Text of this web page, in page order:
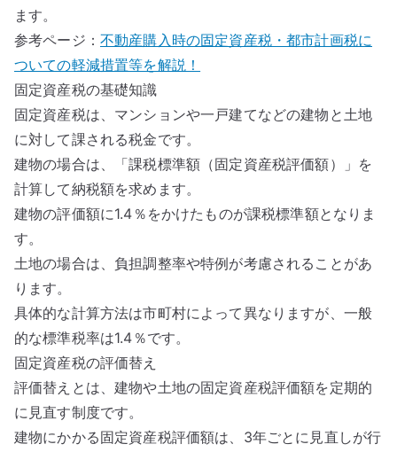
ます。
参考ページ： 不動産購入時の固定資産税・都市計画税に
ついての軽減措置等を解説！
固定資産税の基礎知識
固定資産税は、マンションや一戸建てなどの建物と土地
に対して課される税金です。
建物の場合は、「課税標準額（固定資産税評価額）」を
計算して納税額を求めます。
建物の評価額に1.4％をかけたものが課税標準額となりま
す。
土地の場合は、負担調整率や特例が考慮されることがあ
ります。
具体的な計算方法は市町村によって異なりますが、一般
的な標準税率は1.4％です。
固定資産税の評価替え
評価替えとは、建物や土地の固定資産税評価額を定期的
に見直す制度です。
建物にかかる固定資産税評価額は、3年ごとに見直しが行